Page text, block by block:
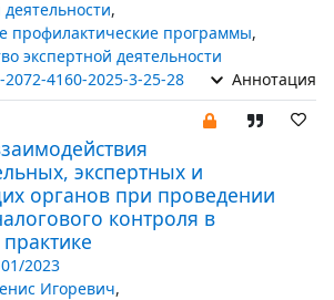
,
профилактические программы,
экспертной деятельности
4160-2025-3-25-28 Аннотация
экспертных и
органов при проведении
контроля в
2023
Игоревич,